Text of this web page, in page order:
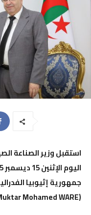
استقبل وزير الصناعة
جمهورية إثيوبيا
(Muktar Mohamed WARE).